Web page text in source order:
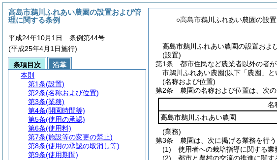
○高島市鵜川ふれあい農園の設
高島市鵜川ふれあい農園の設置およ
(設置)
第1条
都市住民など農業者以外の者
市鵜川ふれあい農園(以下「農園」と
(名称および位置)
第2条
農園の名称および位置は、次の
名
高島市鵜川ふれあい農園
(業務)
第3条
農園は、次に掲げる業務を行う
(1)
使用者への栽培指導に関する業
(2)
都市と農村の交流の推進に関す
高島市鵜川ふれあい農園の設置および管
理に関する条例
平成24年10月1日 条例第44号
(平成25年4月1日施行)
条項目次
沿革
本則
第1条(設置)
第2条(名称および位置)
第3条(業務)
第4条(開園時間等)
第5条(使用の承認)
第6条(使用料)
第7条(施設等の変更の禁止)
第8条(使用の承認の取消し等)
第9条(使用期間)